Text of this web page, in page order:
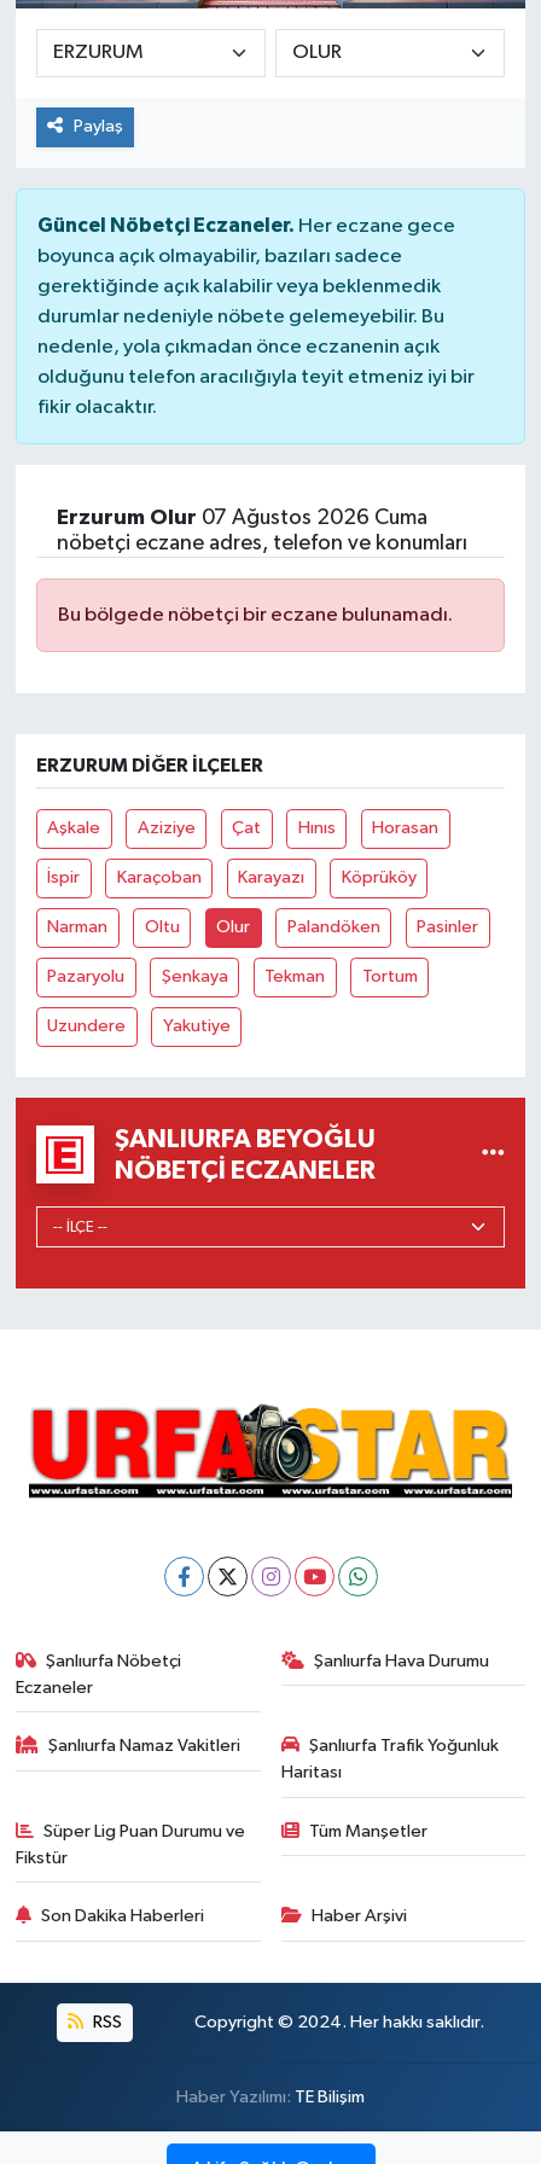
Paylaş
Güncel Nöbetçi Eczaneler. Her eczane gece
boyunca açık olmayabilir, bazıları sadece
gerektiğinde açık kalabilir veya beklenmedik
durumlar nedeniyle nöbete gelemeyebilir. Bu
nedenle, yola çıkmadan önce eczanenin açık
olduğunu telefon aracılığıyla teyit etmeniz iyi bir
fikir olacaktır.
Erzurum Olur 07 Ağustos 2026 Cuma
nöbetçi eczane adres, telefon ve konumları
Bu bölgede nöbetçi bir eczane bulunamadı.
ERZURUM DIĞER İLÇELER
Aşkale Aziziye Çat Hınıs Horasan
İspir Karaçoban Karayazı Köprüköy
Narman Oltu Olur Palandöken Pasinler
Pazaryolu Şenkaya Tekman Tortum
Uzundere Yakutiye
ŞANLIURFA BEYOĞLU
NÖBETÇI ECZANELER
Şanlıurfa Nöbetçi
Eczaneler
Şanlıurfa Hava Durumu
Şanlıurfa Namaz Vakitleri
Şanlıurfa Trafik Yoğunluk
Haritası
Süper Lig Puan Durumu ve
Fikstür
Tüm Manşetler
Son Dakika Haberleri Haber Arşivi
RSS Copyright © 2024. Her hakkı saklıdır.
Haber Yazılımı: TE Bilişim